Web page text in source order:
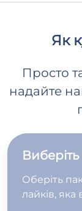
Як
Просто
надайте
Оберіть
лайків, яка